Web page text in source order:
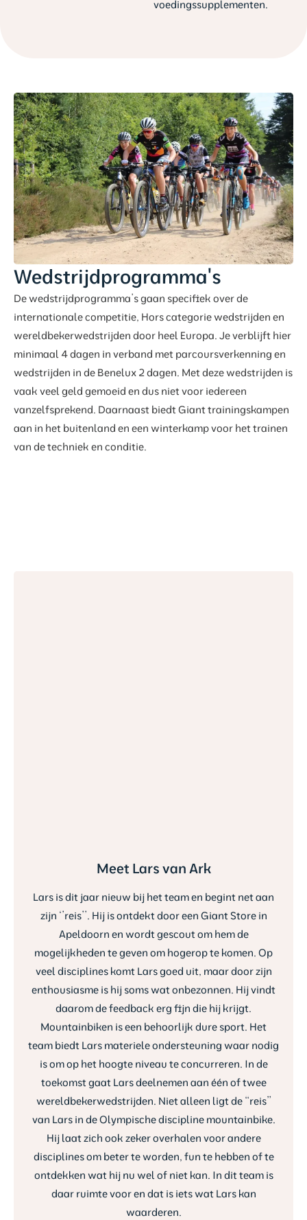
voedingssupplementen.
Wedstrijdprogramma's
De wedstrijdprogramma’s gaan specifiek over de
internationale competitie, Hors categorie wedstrijden en
wereldbekerwedstrijden door heel Europa. Je verblijft hier
minimaal 4 dagen in verband met parcoursverkenning en
wedstrijden in de Benelux 2 dagen. Met deze wedstrijden is
vaak veel geld gemoeid en dus niet voor iedereen
vanzelfsprekend. Daarnaast biedt Giant trainingskampen
aan in het buitenland en een winterkamp voor het trainen
van de techniek en conditie.
Meet Lars van Ark
Lars is dit jaar nieuw bij het team en begint net aan
zijn ‘’reis’’. Hij is ontdekt door een Giant Store in
Apeldoorn en wordt gescout om hem de
mogelijkheden te geven om hogerop te komen. Op
veel disciplines komt Lars goed uit, maar door zijn
enthousiasme is hij soms wat onbezonnen. Hij vindt
daarom de feedback erg fijn die hij krijgt.
Mountainbiken is een behoorlijk dure sport. Het
team biedt Lars materiele ondersteuning waar nodig
is om op het hoogte niveau te concurreren. In de
toekomst gaat Lars deelnemen aan één of twee
wereldbekerwedstrijden. Niet alleen ligt de “reis”
van Lars in de Olympische discipline mountainbike.
Hij laat zich ook zeker overhalen voor andere
disciplines om beter te worden, fun te hebben of te
ontdekken wat hij nu wel of niet kan. In dit team is
daar ruimte voor en dat is iets wat Lars kan
waarderen.